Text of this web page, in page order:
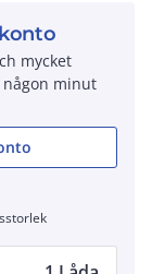
mycket
minut